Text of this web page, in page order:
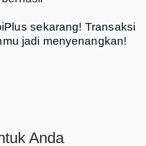
sekarang! Transaksi
jadi menyenangkan!
Anda